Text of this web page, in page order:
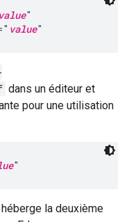
value"
value"
dans un éditeur et
pour une utilisation
"
la deuxième